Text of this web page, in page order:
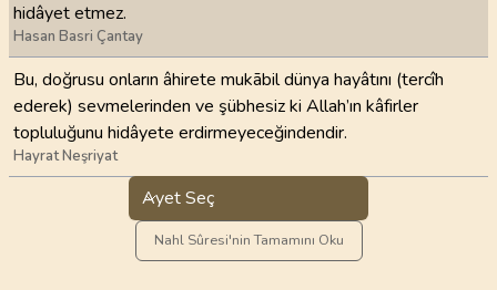
hidâyet etmez.
Hasan Basri Çantay
Bu, doğrusu onların âhirete mukābil dünya hayâtını (tercîh
ederek) sevmelerinden ve şübhesiz ki Allah’ın kâfirler
topluluğunu hidâyete erdirmeyeceğindendir.
Hayrat Neşriyat
Ayet Seç
Nahl Sûresi'nin Tamamını Oku